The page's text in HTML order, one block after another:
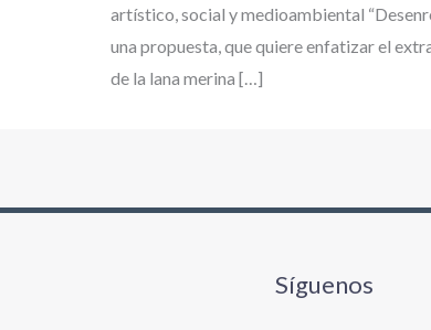
artístico, social y medioambiental
una propuesta, que quiere enfatizar el
de la lana merina […]
Síguenos